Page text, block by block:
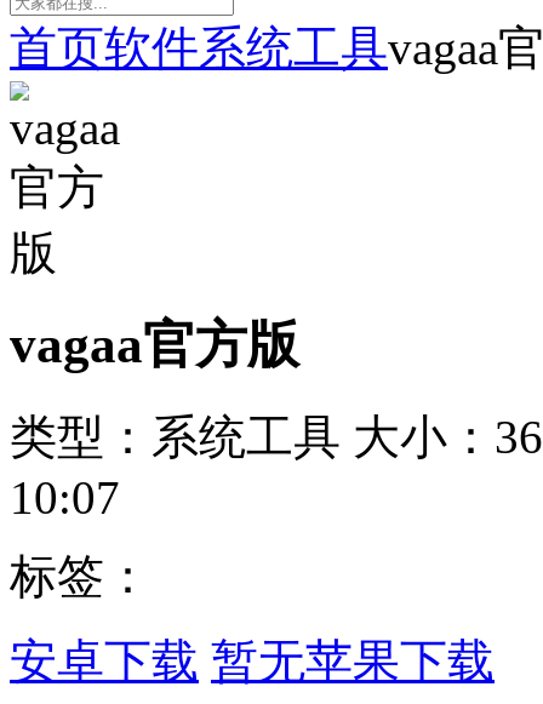
首页软件系统工具vagaa
vagaa官方版
类型：系统工具 大小：
10:07
标签：
安卓下载 暂无苹果下载